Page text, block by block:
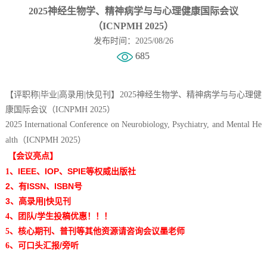
2025神经生物学、精神病学与与心理健康国际会议
（ICNPMH 2025）
发布时间：2025/08/26
685
【评职称|毕业|高录用|快见刊】2025神经生物学、精神病学与与心理健
康国际会议 （ICNPMH 2025）
2025 International Conference on Neurobiology, Psychiatry, and Mental He
alth（ICNPMH 2025）
【会议亮点】
1、 IEEE、 IOP、 SPIE等权威出版社
2、 有ISSN、 ISBN号
3、 高录用 |快见刊
4、
团队/学生投稿优惠！！！
5、 核心期刊、普刊等其他资源请咨询会议墨老师
6、
可口头汇报/旁听